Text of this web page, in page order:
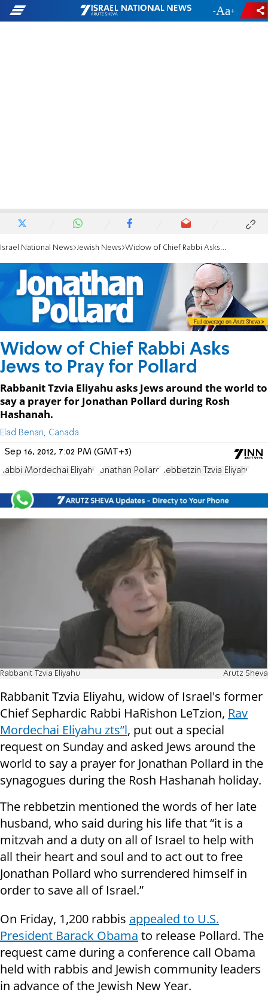
- +
Israel National News Jewish News Widow of Chief Rabbi Asks Jews to Pray for Pollard
Widow of Chief Rabbi Asks
Jews to Pray for Pollard
Rabbanit Tzvia Eliyahu asks Jews around the world to
say a prayer for Jonathan Pollard during Rosh
Hashanah.
Elad Benari, Canada
Sep 16, 2012, 7:02 PM (GMT+3)
Rabbi Mordechai Eliyahu Jonathan Pollard Rebbetzin Tzvia Eliyahu
Rabbanit Tzvia Eliyahu Arutz Sheva
Rabbanit Tzvia Eliyahu, widow of Israel's former
Chief Sephardic Rabbi HaRishon LeTzion, Rav
Mordechai Eliyahu zts”l, put out a special
request on Sunday and asked Jews around the
world to say a prayer for Jonathan Pollard in the
synagogues during the Rosh Hashanah holiday.
The rebbetzin mentioned the words of her late
husband, who said during his life that “it is a
mitzvah and a duty on all of Israel to help with
all their heart and soul and to act out to free
Jonathan Pollard who surrendered himself in
order to save all of Israel.”
On Friday, 1,200 rabbis appealed to U.S.
President Barack Obama to release Pollard. The
request came during a conference call Obama
held with rabbis and Jewish community leaders
in advance of the Jewish New Year.